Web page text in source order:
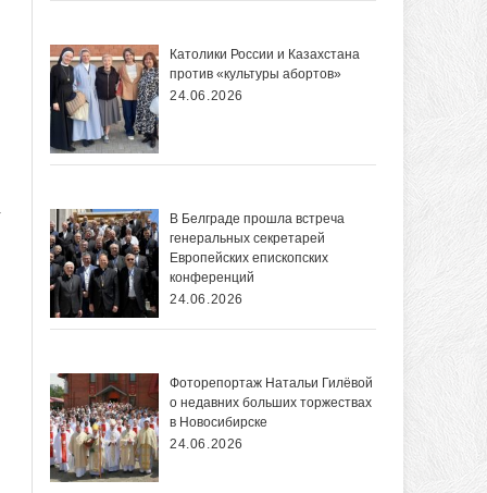
Католики России и Казахстана
против «культуры абортов»
24.06.2026
В Белграде прошла встреча
генеральных секретарей
Европейских епископских
конференций
24.06.2026
Фоторепортаж Натальи Гилёвой
о недавних больших торжествах
в Новосибирске
24.06.2026